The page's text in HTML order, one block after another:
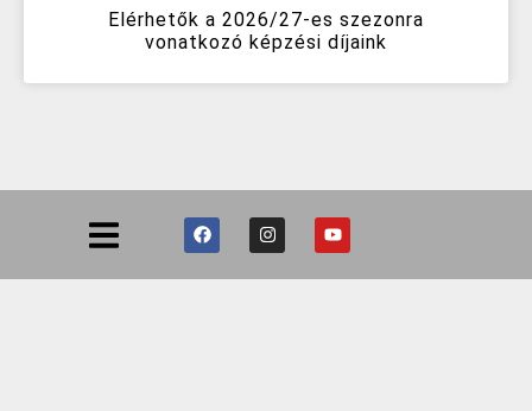
Elérhetők a 2026/27-es szezonra
vonatkozó képzési díjaink